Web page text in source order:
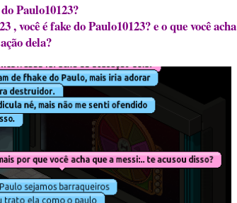
Paulo10123?
, você é fake do Paulo10123? e o que você acha
dela?